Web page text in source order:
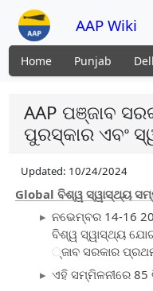
AAP Wiki
Home Punjab
AAP ପଞ୍ଜାବ
ପୁରସ୍କାର ଏବଂ
Updated: 10/24/2024
Global ବିଶ୍ୱ ସ୍ୱାସ୍ଥ୍ୟ
ନଭେମ୍ବର 14-16
ବିଶ୍ୱ ସ୍ୱାସ୍ଥ୍ୟ
୍ଜାବ ସରକାର
ଏହି ସମ୍ମିଳନୀରେ